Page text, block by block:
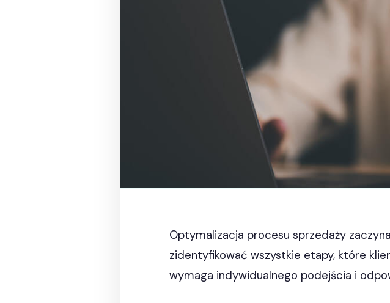
Optymalizacja procesu sprzedaży
zidentyfikować wszystkie etapy, które
wymaga indywidualnego podejścia i